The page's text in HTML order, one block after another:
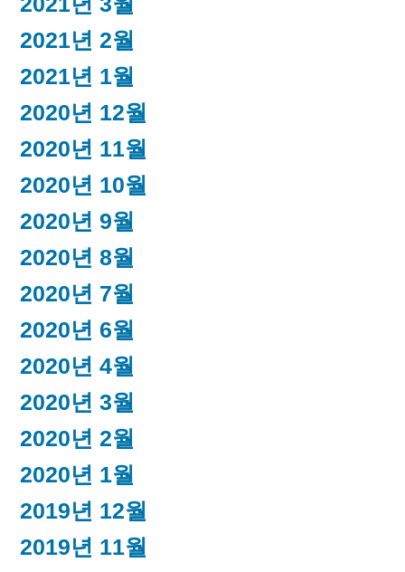
2021년 2월
2021년 1월
2020년 12월
2020년 11월
2020년 10월
2020년 9월
2020년 8월
2020년 7월
2020년 6월
2020년 4월
2020년 3월
2020년 2월
2020년 1월
2019년 12월
2019년 11월